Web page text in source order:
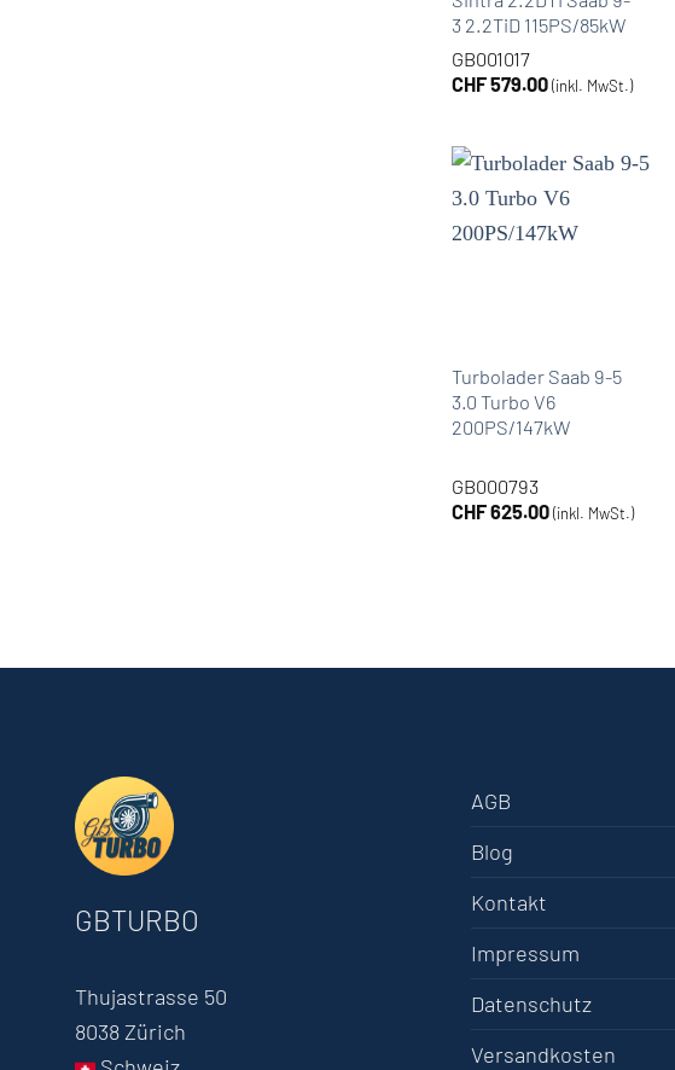
3 2.2TiD 115PS/85kW
GB001017
CHF579.00 (inkl. MwSt.)
Turbolader Saab 9-5
3.0 Turbo V6
200PS/147kW
GB000793
CHF625.00 (inkl. MwSt.)
GBTURBO
Thujastrasse 50
8038 Zürich
AGB
Blog
Kontakt
Impressum
Datenschutz
Versandkosten